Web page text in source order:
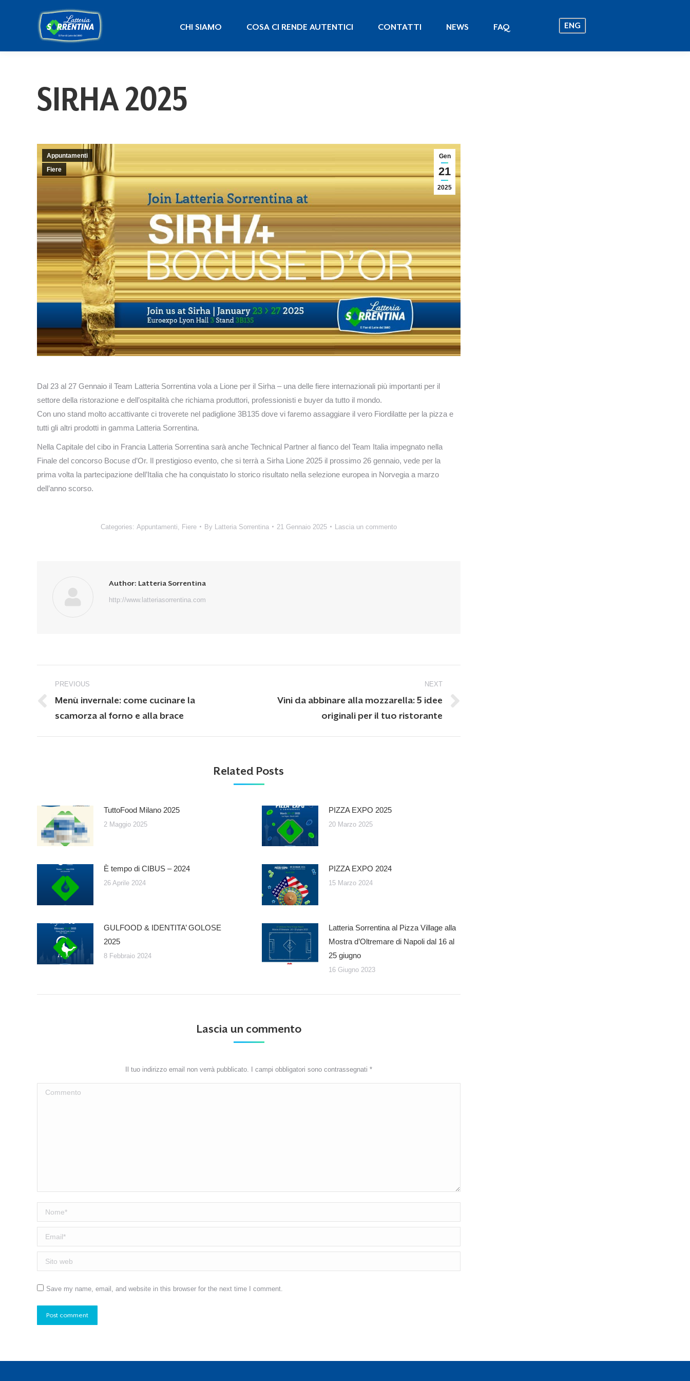
CHI SIAMO COSA CI RENDE AUTENTICI CONTATTI NEWS FAQ ENG
SIRHA 2025
Gen
21
2025
Appuntamenti
Fiere
Dal 23 al 27 Gennaio il Team Latteria Sorrentina vola a Lione per il Sirha – una delle fiere internazionali più importanti per il
settore della ristorazione e dell’ospitalità che richiama produttori, professionisti e buyer da tutto il mondo.
Con uno stand molto accattivante ci troverete nel padiglione 3B135 dove vi faremo assaggiare il vero Fiordilatte per la pizza e
tutti gli altri prodotti in gamma Latteria Sorrentina.
Nella Capitale del cibo in Francia Latteria Sorrentina sarà anche Technical Partner al fianco del Team Italia impegnato nella
Finale del concorso Bocuse d’Or. Il prestigioso evento, che si terrà a Sirha Lione 2025 il prossimo 26 gennaio, vede per la
prima volta la partecipazione dell’Italia che ha conquistato lo storico risultato nella selezione europea in Norvegia a marzo
dell’anno scorso.
Categories: Appuntamenti Fiere By Latteria Sorrentina 21 Gennaio 2025 Lascia un commento
Author: Latteria Sorrentina
http://www.latteriasorrentina.com
navigation
PREVIOUS
post:
Menù invernale: come cucinare la
scamorza al forno e alla brace
NEXT
Vini da abbinare alla mozzarella: 5 idee
originali per il tuo ristorante
Related Posts
TuttoFood Milano 2025
2 Maggio 2025
PIZZA EXPO 2025
20 Marzo 2025
È tempo di CIBUS – 2024
26 Aprile 2024
PIZZA EXPO 2024
15 Marzo 2024
GULFOOD & IDENTITA’ GOLOSE
2025
8 Febbraio 2024
Latteria Sorrentina al Pizza Village alla
Mostra d’Oltremare di Napoli dal 16 al
25 giugno
16 Giugno 2023
Lascia un commento
Il tuo indirizzo email non verrà pubblicato. I campi obbligatori sono contrassegnati *
Commento
Nome *
Email *
Sito web
Save my name, email, and website in this browser for the next time I comment.
Post comment
ENG